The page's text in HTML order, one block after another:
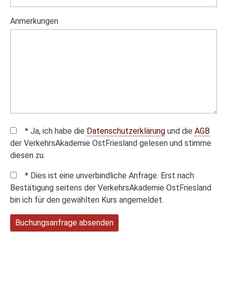
Anmerkungen
* Ja, ich habe die Datenschutzerklärungund die AGB
der VerkehrsAkademie OstFriesland gelesen und stimme
diesen zu.
* Dies ist eine unverbindliche Anfrage. Erst nach
Bestätigung seitens der VerkehrsAkademie OstFriesland
bin ich für den gewählten Kurs angemeldet.
Buchungsanfrage absenden